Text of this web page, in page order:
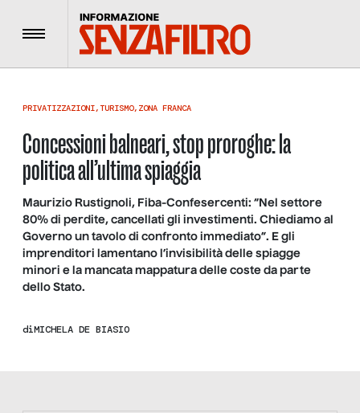
Menu
PRIVATIZZAZIONI,TURISMO, ZONA FRANCA
Concessioni balneari, stop proroghe: la
politica all’ultima spiaggia
Maurizio Rustignoli, Fiba-Confesercenti: “Nel settore
80% di perdite, cancellati gli investimenti. Chiediamo al
Governo un tavolo di confronto immediato”. E gli
imprenditori lamentano l’invisibilità delle spiagge
minori e la mancata mappatura delle coste da parte
dello Stato.
diMICHELA DE BIASIO